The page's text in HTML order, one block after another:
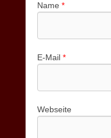
Name *
E-Mail *
Webseite